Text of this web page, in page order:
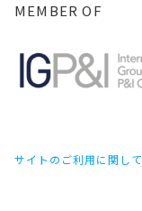
MEMBER OF
サイトのご利用に関して